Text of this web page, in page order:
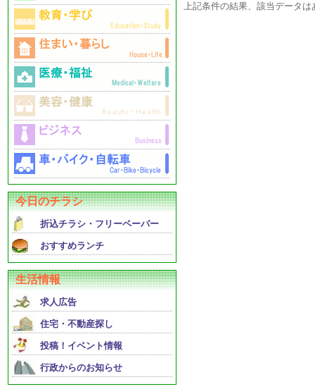
今日のチラシ
折込チラシ・フリーペーパー
おすすめランチ
生活情報
求人広告
住宅・不動産探し
投稿！イベント情報
行政からのお知らせ
上記条件の結果、該当データは